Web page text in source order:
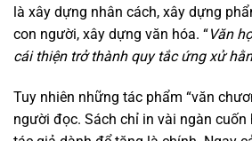
là xây dựng nhân cách, xây dựng
con người, xây dựng văn hóa. “Văn
cái thiện trở thành quy tắc ứng xử
Tuy nhiên những tác phẩm “văn
người đọc. Sách chỉ in vài ngàn cuốn